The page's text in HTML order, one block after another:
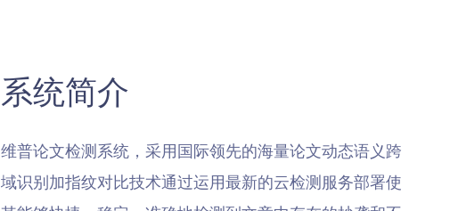
系统简介
维普论文检测系统，采用国际领先的海量论文动态语义跨
域识别加指纹对比技术通过运用最新的云检测服务部署使